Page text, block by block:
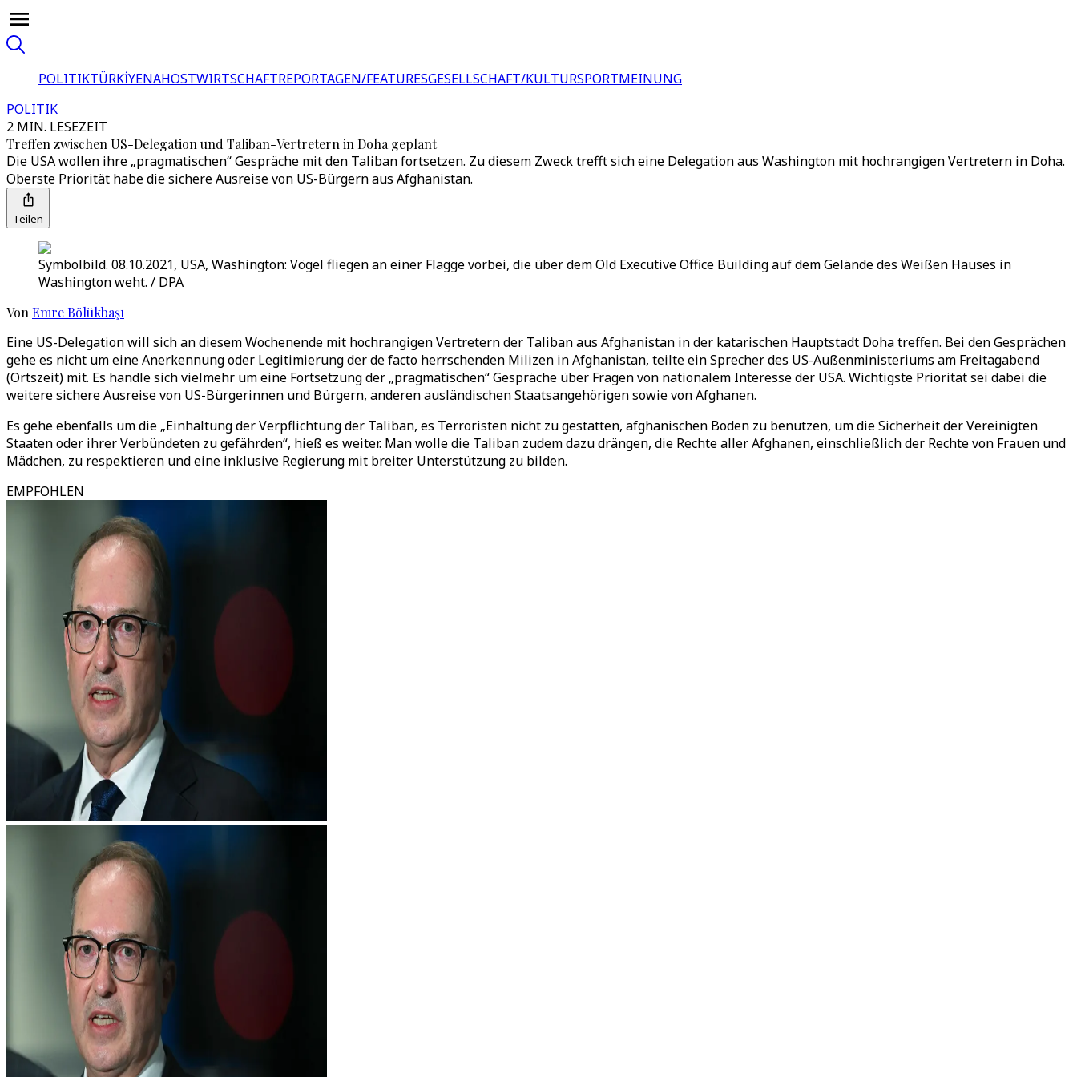
POLITIKTÜRKİYENAHOSTWIRTSCHAFTREPORTAGEN/FEATURESGESELLSCHAFT/KULTURSPORTMEINUNG
POLITIK
2 MIN. LESEZEIT
Treffen zwischen US-Delegation und Taliban-Vertretern in Doha geplant
Die USA wollen ihre „pragmatischen“ Gespräche mit den Taliban fortsetzen. Zu diesem Zweck trefft sich eine Delegation aus Washington mit hochrangigen Vertretern in Doha.
Oberste Priorität habe die sichere Ausreise von US-Bürgern aus Afghanistan.
Teilen
Symbolbild. 08.10.2021, USA, Washington: Vögel fliegen an einer Flagge vorbei, die über dem Old Executive Office Building auf dem Gelände des Weißen Hauses in
Washington weht. / DPA
Von Emre Bölükbaşı
Eine US-Delegation will sich an diesem Wochenende mit hochrangigen Vertretern der Taliban aus Afghanistan in der katarischen Hauptstadt Doha treffen. Bei den Gesprächen
gehe es nicht um eine Anerkennung oder Legitimierung der de facto herrschenden Milizen in Afghanistan, teilte ein Sprecher des US-Außenministeriums am Freitagabend
(Ortszeit) mit. Es handle sich vielmehr um eine Fortsetzung der „pragmatischen“ Gespräche über Fragen von nationalem Interesse der USA. Wichtigste Priorität sei dabei die
weitere sichere Ausreise von US-Bürgerinnen und Bürgern, anderen ausländischen Staatsangehörigen sowie von Afghanen.
Es gehe ebenfalls um die „Einhaltung der Verpflichtung der Taliban, es Terroristen nicht zu gestatten, afghanischen Boden zu benutzen, um die Sicherheit der Vereinigten
Staaten oder ihrer Verbündeten zu gefährden“, hieß es weiter. Man wolle die Taliban zudem dazu drängen, die Rechte aller Afghanen, einschließlich der Rechte von Frauen und
Mädchen, zu respektieren und eine inklusive Regierung mit breiter Unterstützung zu bilden.
EMPFOHLEN